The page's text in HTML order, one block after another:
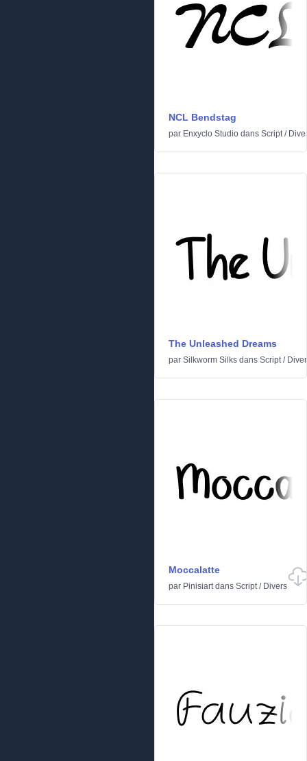
NCL Bendstag
par Enxyclo Studio dans Script/
The Unleashed Dreams
par Silkworm Silks dans Script/
Moccalatte
par Pinisiartdans Script/ Divers